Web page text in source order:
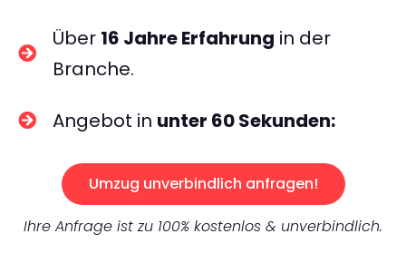
Über 16 Jahre Erfahrung in der
Branche.
Angebot in unter 60 Sekunden:
Umzug unverbindlich anfragen!
Ihre Anfrage ist zu 100% kostenlos & unverbindlich.